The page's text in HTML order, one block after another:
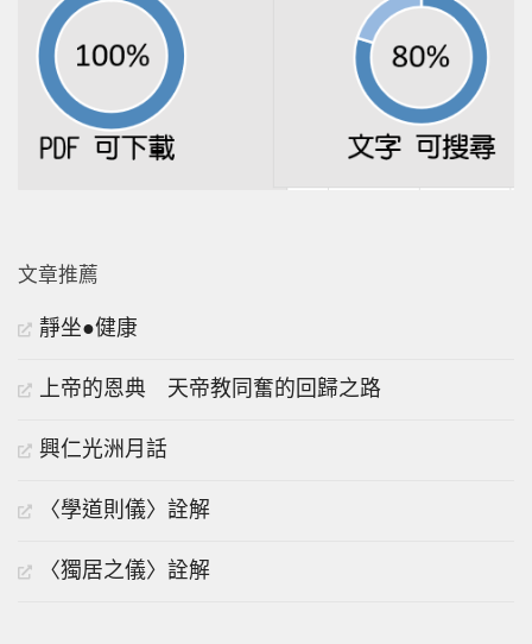
文章推薦
靜坐●健康
上帝的恩典 天帝教同奮的回歸之路
興仁光洲月話
〈學道則儀〉詮解
〈獨居之儀〉詮解